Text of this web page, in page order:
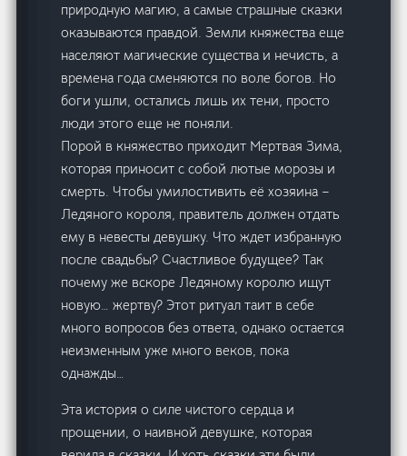
природную магию, а самые страшные сказки
оказываются правдой. Земли княжества еще
населяют магические существа и нечисть, а
времена года сменяются по воле богов. Но
боги ушли, остались лишь их тени, просто
люди этого еще не поняли.
Порой в княжество приходит Мертвая Зима,
которая приносит с собой лютые морозы и
смерть. Чтобы умилостивить её хозяина –
Ледяного короля, правитель должен отдать
ему в невесты девушку. Что ждет избранную
после свадьбы? Счастливое будущее? Так
почему же вскоре Ледяному королю ищут
новую… жертву? Этот ритуал таит в себе
много вопросов без ответа, однако остается
неизменным уже много веков, пока
однажды…
Эта история о силе чистого сердца и
прощении, о наивной девушке, которая